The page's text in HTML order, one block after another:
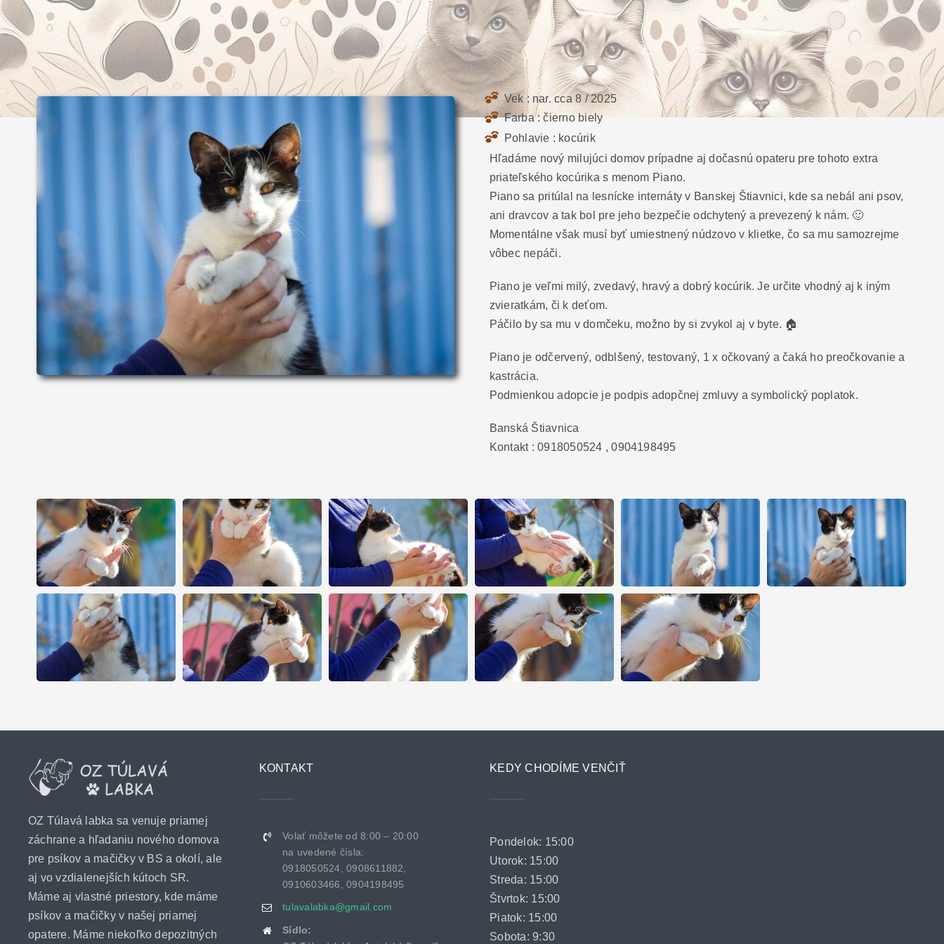
Vek : nar. cca 8 / 2025
Farba : čierno biely
Pohlavie : kocúrik
Hľadáme nový milujúci domov prípadne aj dočasnú opateru pre tohoto extra
priateľského kocúrika s menom Piano.
Piano sa pritúlal na lesnícke internáty v Banskej Štiavnici, kde sa nebál ani psov,
ani dravcov a tak bol pre jeho bezpečie odchytený a prevezený k nám. 🙂
Momentálne však musí byť umiestnený núdzovo v klietke, čo sa mu samozrejme
vôbec nepáči.
Piano je veľmi milý, zvedavý, hravý a dobrý kocúrik. Je určite vhodný aj k iným
zvieratkám, či k deťom.
Páčilo by sa mu v domčeku, možno by si zvykol aj v byte. 🏠
Piano je odčervený, odblšený, testovaný, 1 x očkovaný a čaká ho preočkovanie a
kastrácia.
Podmienkou adopcie je podpis adopčnej zmluvy a symbolický poplatok.
Banská Štiavnica
Kontakt : 0918050524 , 0904198495
OZ Túlavá labka sa venuje priamej
záchrane a hľadaniu nového domova
pre psíkov a mačičky v BS a okolí, ale
aj vo vzdialenejších kútoch SR.
Máme aj vlastné priestory, kde máme
psíkov a mačičky v našej priamej
opatere. Máme niekoľko depozitných
KONTAKT
Volať môžete od 8:00 – 20:00
na uvedené čísla:
0918050524, 0908611882,
0910603466, 0904198495
tulavalabka@gmail.com
Sídlo:
KEDY CHODÍME VENČIŤ
Pondelok: 15:00
Utorok: 15:00
Streda: 15:00
Štvrtok: 15:00
Piatok: 15:00
Sobota: 9:30